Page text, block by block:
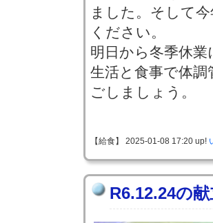
ました。そして
ください。
明日から冬季休
生活と食事で体
ごしましょう。
【給食】 2025-01-08 17:20 up!
R6.12.24の